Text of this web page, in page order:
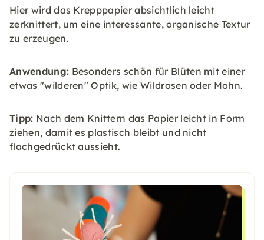
Hier wird das Krepppapier absichtlich leicht
zerknittert, um eine interessante, organische Textur
zu erzeugen.
Anwendung: Besonders schön für Blüten mit einer
etwas "wilderen" Optik, wie Wildrosen oder Mohn.
Tipp: Nach dem Knittern das Papier leicht in Form
ziehen, damit es plastisch bleibt und nicht
flachgedrückt aussieht.